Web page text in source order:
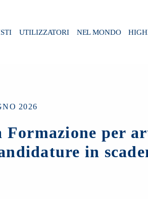
UTILIZZATORI NEL MONDO
2026
Formazione per
in